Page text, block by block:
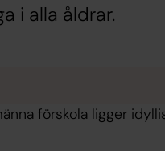
i alla åldrar.
förskola ligger